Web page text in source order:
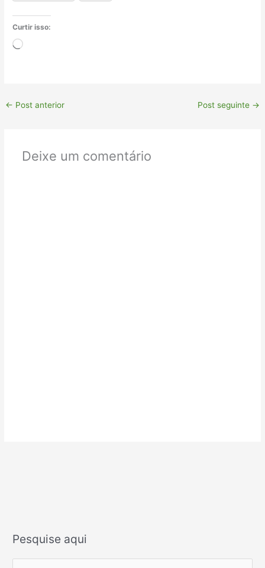
Curtir isso:
Carregando...
← Post anterior Post seguinte →
Deixe um comentário
Pesquise aqui